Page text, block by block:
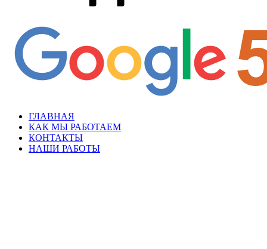
ГЛАВНАЯ
КАК МЫ РАБОТАЕМ
КОНТАКТЫ
НАШИ РАБОТЫ